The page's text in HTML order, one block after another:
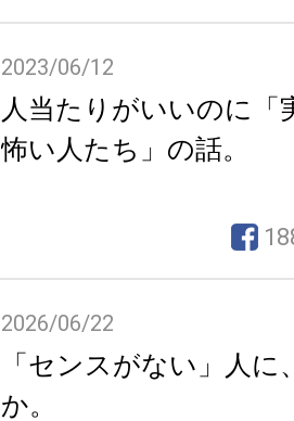
2023/06/12
人当たりがいいのに「
怖い人たち」の話。
2026/06/22
「センスがない」人
か。